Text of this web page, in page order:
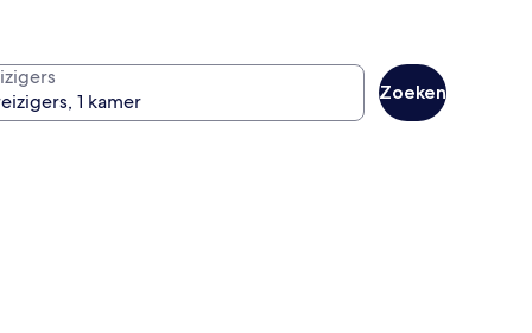
Zoeken